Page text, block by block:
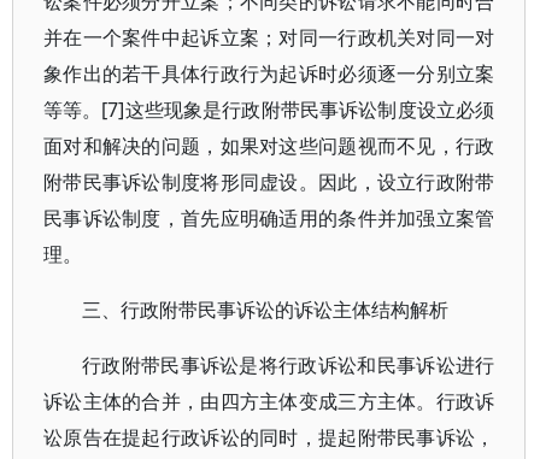
并在一个案件中起诉立案；对同一行政机关对同一对
象作出的若干具体行政行为起诉时必须逐一分别立案
等等。[7]这些现象是行政附带民事诉讼制度设立必须
面对和解决的问题，如果对这些问题视而不见，行政
附带民事诉讼制度将形同虚设。因此，设立行政附带
民事诉讼制度，首先应明确适用的条件并加强立案管
理。
三、行政附带民事诉讼的诉讼主体结构解析
行政附带民事诉讼是将行政诉讼和民事诉讼进行
诉讼主体的合并，由四方主体变成三方主体。行政诉
讼原告在提起行政诉讼的同时，提起附带民事诉讼，